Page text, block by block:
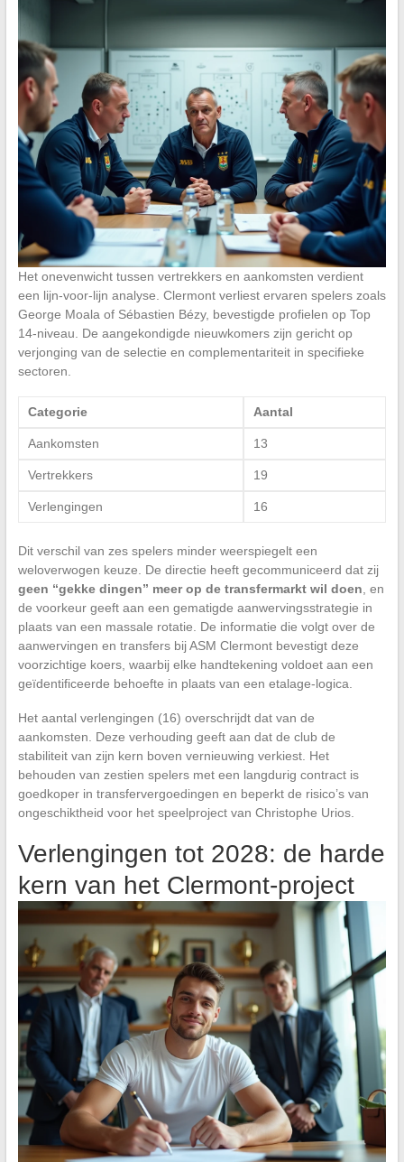
Het onevenwicht tussen vertrekkers en aankomsten verdient
een lijn-voor-lijn analyse. Clermont verliest ervaren spelers zoals
George Moala of Sébastien Bézy, bevestigde profielen op Top
14-niveau. De aangekondigde nieuwkomers zijn gericht op
verjonging van de selectie en complementariteit in specifieke
sectoren.
Categorie Aantal
Aankomsten 13
Vertrekkers 19
Verlengingen 16
Dit verschil van zes spelers minder weerspiegelt een
weloverwogen keuze. De directie heeft gecommuniceerd dat zij
geen “gekke dingen” meer op de transfermarkt wil doen , en
de voorkeur geeft aan een gematigde aanwervingsstrategie in
plaats van een massale rotatie. De informatie die volgt over de
aanwervingen en transfers bij ASM Clermont bevestigt deze
voorzichtige koers, waarbij elke handtekening voldoet aan een
geïdentificeerde behoefte in plaats van een etalage-logica.
Het aantal verlengingen (16) overschrijdt dat van de
aankomsten. Deze verhouding geeft aan dat de club de
stabiliteit van zijn kern boven vernieuwing verkiest. Het
behouden van zestien spelers met een langdurig contract is
goedkoper in transfervergoedingen en beperkt de risico’s van
ongeschiktheid voor het speelproject van Christophe Urios.
Verlengingen tot 2028: de harde
kern van het Clermont-project